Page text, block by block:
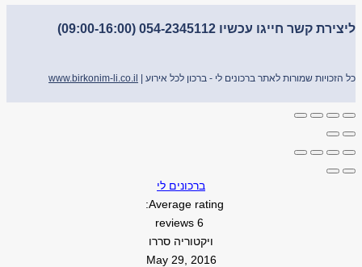
ליצירת קשר חייגו עכשיו 054-2345112 (09:00-16:00)
כל הזכויות שמורות לאתר ברכונים לי - ברכון לכל אירוע | www.birkonim-li.co.il
ברכונים לי
Average rating:
6 reviews
ויקטוריה סררו
May 29, 2016